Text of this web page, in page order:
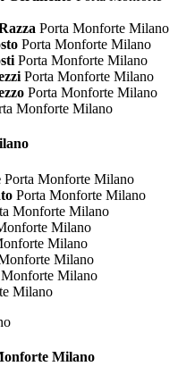
Porta Monforte Milano
Porta Monforte Milano
Porta Monforte Milano
Porta Monforte Milano
Porta Monforte Milano
Monforte Milano
Porta Monforte Milano
Porta Monforte Milano
Monforte Milano
Milano
Milano
Milano
Milano
Milano
Milano